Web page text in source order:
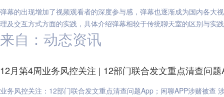
弹幕的出现增加了视频观看者的深度参与感，弹幕也逐渐成为国内各大
理及交互方式方面的实践，具体介绍弹幕相较于传统聊天室的区别与实
来自：动态资讯
12月第4周业务风控关注 | 12部门联合发文重点清查问
业务风控关注：12部门联合发文重点清查问题App；闲聊APP涉赌被查